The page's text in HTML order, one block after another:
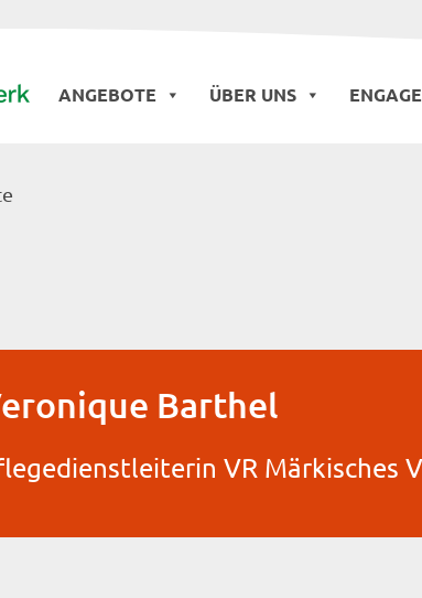
ANGEBOTE ÜBER UNS
Barthel
VR Märkisches